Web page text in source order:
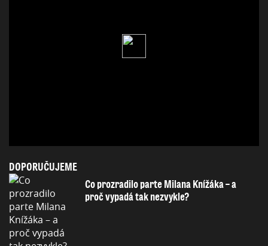
DOPORUČUJEME
Co prozradilo parte Milana Knížáka – a
proč vypadá tak nezvykle?